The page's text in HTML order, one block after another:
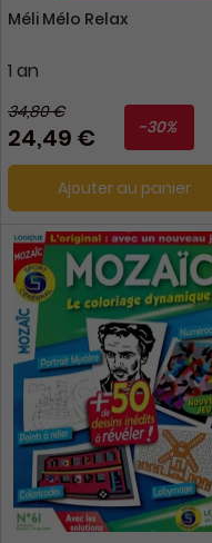
Méli Mélo Relax
1 an
34,80 €
24,49 € -30%
Ajouter au panier